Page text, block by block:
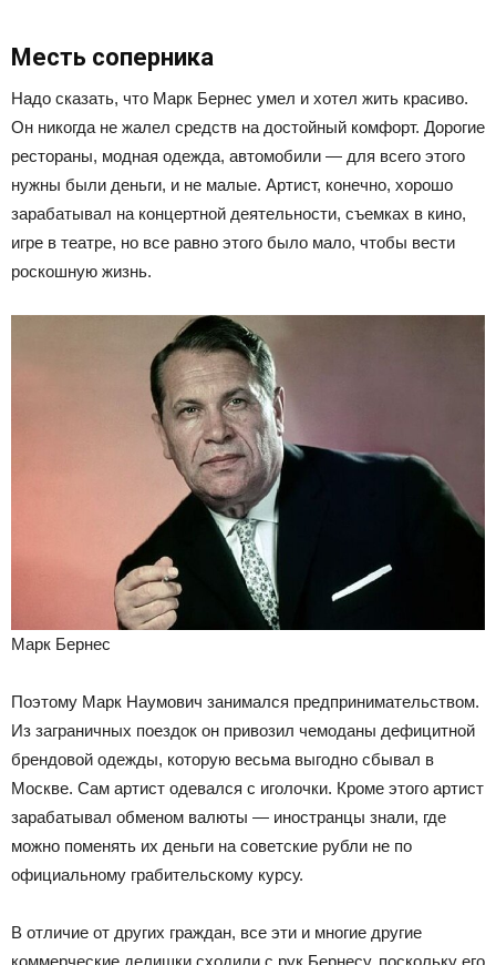
Месть соперника
Надо сказать, что Марк Бернес умел и хотел жить красиво.
Он никогда не жалел средств на достойный комфорт. Дорогие
рестораны, модная одежда, автомобили — для всего этого
нужны были деньги, и не малые. Артист, конечно, хорошо
зарабатывал на концертной деятельности, съемках в кино,
игре в театре, но все равно этого было мало, чтобы вести
роскошную жизнь.
Марк Бернес
Поэтому Марк Наумович занимался предпринимательством.
Из заграничных поездок он привозил чемоданы дефицитной
брендовой одежды, которую весьма выгодно сбывал в
Москве. Сам артист одевался с иголочки. Кроме этого артист
зарабатывал обменом валюты — иностранцы знали, где
можно поменять их деньги на советские рубли не по
официальному грабительскому курсу.
В отличие от других граждан, все эти и многие другие